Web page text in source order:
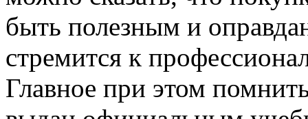
быть полезным и
стремится к
Главное при этом